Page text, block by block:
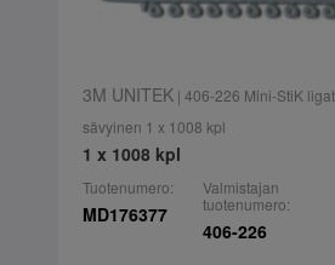
3M UNITEK| 406-226 Mini-StiK
sävyinen 1 x 1008 kpl
1 x 1008 kpl
Tuotenumero:
MD176377
Valmistajan
tuotenumero:
406-226